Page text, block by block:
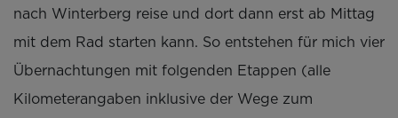
nach Winterberg reise und dort dann erst ab Mittag
mit dem Rad starten kann. So entstehen für mich vier
Übernachtungen mit folgenden Etappen (alle
Kilometerangaben inklusive der Wege zum